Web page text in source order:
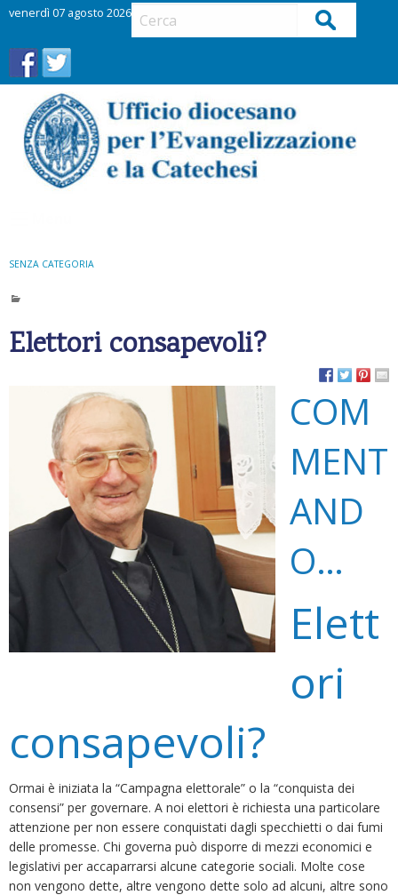
venerdì 07 agosto 2026 Cerca
SENZA CATEGORIA
Elettori consapevoli?
COM
MENT
AND
O…
Elett
ori
consapevoli?
Ormai è iniziata la “Campagna elettorale” o la “conquista dei
consensi” per governare. A noi elettori è richiesta una particolare
attenzione per non essere conquistati dagli specchietti o dai fumi
delle promesse. Chi governa può disporre di mezzi economici e
legislativi per accaparrarsi alcune categorie sociali. Molte cose
non vengono dette, altre vengono dette solo ad alcuni, altre sono